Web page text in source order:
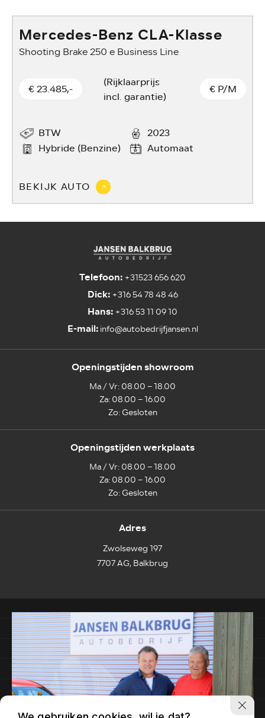
Mercedes-Benz CLA-Klasse
Shooting Brake 250 e Business Line
€ 23.485,-
(Rijklaarprijs
incl. garantie)
€ P/M
BTW
2023
Hybride (Benzine)
Automaat
BEKIJK AUTO
Telefoon: +31523 656 620
Dick:+316 54 78 48 46
Hans: +316 53 11 09 10
E-mail:info@autobedrijfjansen.nl
Openingstijden showroom
Ma / Vr: 08.00 – 18.00
Za: 08.00 – 16.00
Zo: Gesloten
Openingstijden werkplaats
Ma / Vr: 08.00 – 18.00
Za: 08.00 – 16.00
Zo: Gesloten
Adres
Zwolseweg 197
7707 AG, Balkbrug